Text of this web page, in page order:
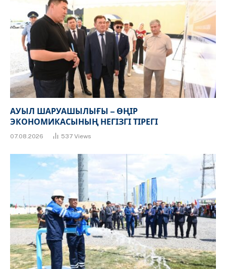
АУЫЛ ШАРУАШЫЛЫҒЫ – ӨҢІР
ЭКОНОМИКАСЫНЫҢ НЕГІЗГІ ТІРЕГІ
07.08.2026 537 Views